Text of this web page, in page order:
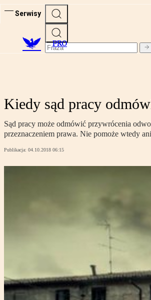
Serwisy
PRO
Kiedy sąd pracy
Sąd pracy może odmówić przywrócenia
przeznaczeniem prawa. Nie pomoże wtedy
Publikacja: 04.10.2018 06:15